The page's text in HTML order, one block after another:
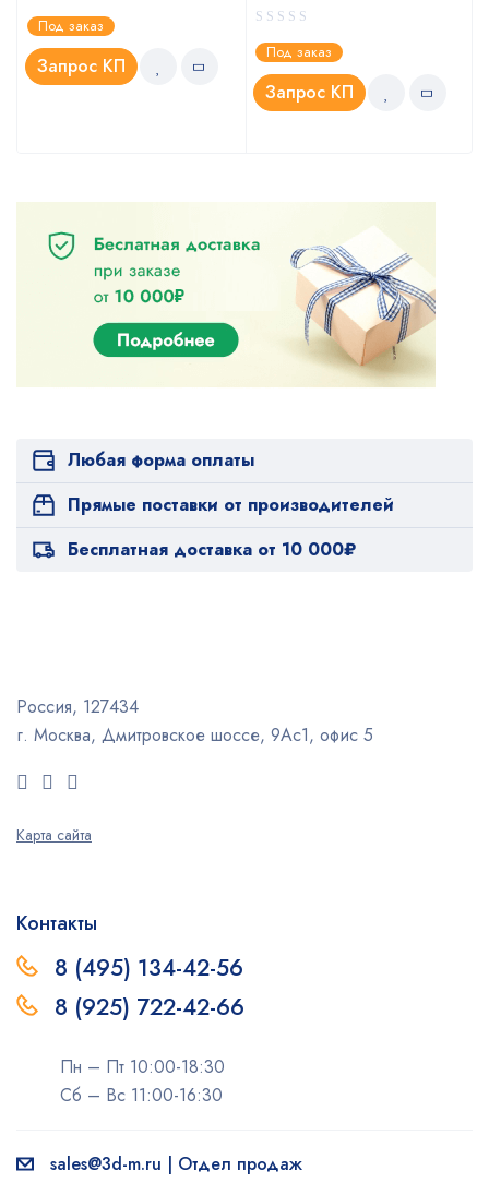
Под заказ
Запрос КП
Под заказ
Запрос КП
Любая форма оплаты
Прямые поставки от производителей
Бесплатная доставка от 10 000₽
Россия, 127434
г. Москва, Дмитровское шоссе, 9Ас1, офис 5
Карта сайта
Контакты
8 (495) 134-42-56
8 (925) 722-42-66
Пн – Пт 10:00-18:30
Сб – Вс 11:00-16:30
sales@3d-m.ru | Отдел продаж